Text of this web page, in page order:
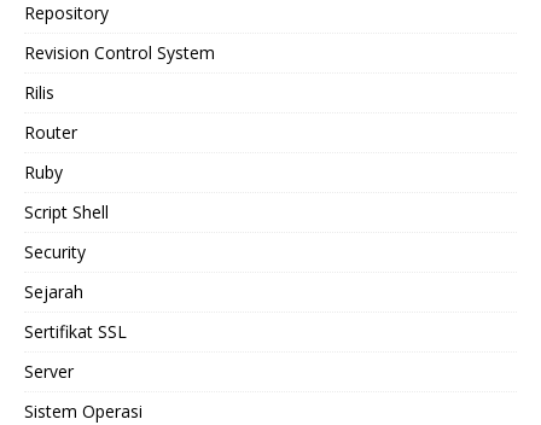
Repository
Revision Control System
Rilis
Router
Ruby
Script Shell
Security
Sejarah
Sertifikat SSL
Server
Sistem Operasi